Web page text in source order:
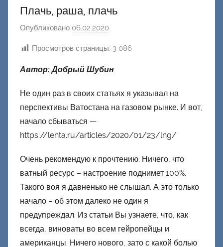
Плачь, раша, плачь
Опубликовано 06.02.2020
о
о
м
а
и
к
Д
Просмотров страницы: 3 086
Автор: Добрый Шубин
Не один раз в своих статьях я указывал на
перспективы Ватостана на газовом рынке. И вот,
начало сбываться —
https://lenta.ru/articles/2020/01/23/lng/
Очень рекомендую к прочтению. Ничего, что
ватный ресурс – настроение поднимет 100%.
Такого воя я давненько не слышал. А это только
начало – об этом далеко не один я
предупреждал. Из статьи Вы узнаете, что, как
всегда, виноваты во всем гейропейцы и
американцы. Ничего нового, зато с какой болью